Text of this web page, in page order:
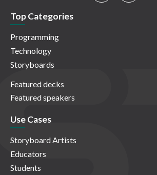
Top Categories
Programming
Technology
Storyboards
Featured decks
Featured speakers
Use Cases
Storyboard Artists
Educators
Students